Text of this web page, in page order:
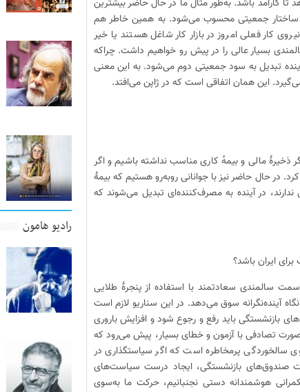
کارآمد باشد. به‌طور مثال ما در حال حاضر بیشترین
ساختار جمعیتی محسوب می‌شود. به همین خاطر هم
این نیروی کار فعلی امروز در بازار کار شاغل هستند یا خیر
بسیار عالی را در پیش رو خواهیم داشت. چراکه
تبدیل به سود جمعیتی دوم می‌شود. به این معنی
می‌گیرد. این همان اتفاقی است که در ژاپن می‌افتد.
ذخیرهٔ مالی و بیمه‌ٔ کاری مناسب نداشته باشیم و اگر
در حال حاضر نیز با جوانانی رو‌به‌رو هستیم که بیمهٔ
در آینده به مصرف‌کننده‌ای تبدیل می‌شوند که
ایران باشد؟
سالمندی سعادتمند با استفاده از پنجرهٔ طلایی
آینده‌نگرانه سوق می‌دهد. در این سناریو لازم است
بازنشستگی باید رفع و رجوع شود و افزایش باروری
تصادفی با آزمون و خطای بسیار، پیش می‌رود که
سالخوردگی پرمخاطره است که اگر سیاستگذاری در
صندوق‌های بازنشستگی، ایجاد درست سیاست‌های
هوشمندانه دستی نجنبانیم، حرکت ما به‌سوی
رادیو هامون